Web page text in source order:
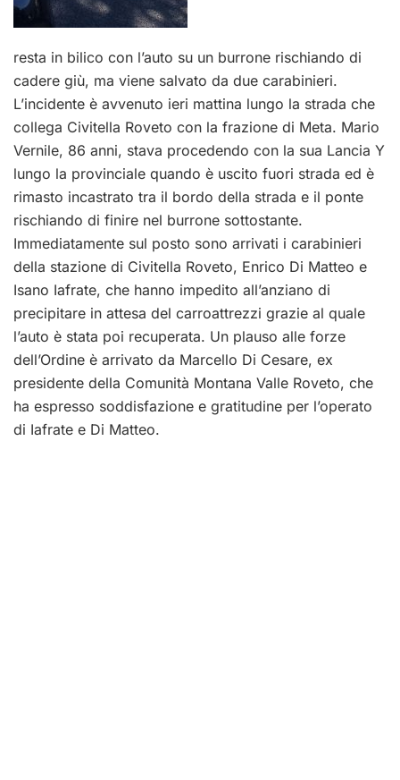
resta in bilico con l’auto su un burrone rischiando di
cadere giù, ma viene salvato da due carabinieri.
L’incidente è avvenuto ieri mattina lungo la strada che
collega Civitella Roveto con la frazione di Meta. Mario
Vernile, 86 anni, stava procedendo con la sua Lancia Y
lungo la provinciale quando è uscito fuori strada ed è
rimasto incastrato tra il bordo della strada e il ponte
rischiando di finire nel burrone sottostante.
Immediatamente sul posto sono arrivati i carabinieri
della stazione di Civitella Roveto, Enrico Di Matteo e
Isano Iafrate, che hanno impedito all’anziano di
precipitare in attesa del carroattrezzi grazie al quale
l’auto è stata poi recuperata. Un plauso alle forze
dell’Ordine è arrivato da Marcello Di Cesare, ex
presidente della Comunità Montana Valle Roveto, che
ha espresso soddisfazione e gratitudine per l’operato
di Iafrate e Di Matteo.